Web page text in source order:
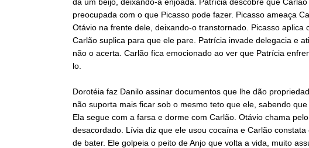
preocupada com o que Picasso pode fazer. Picasso ameaça
Otávio na frente dele, deixando-o transtornado. Picasso aplica
Carlão suplica para que ele pare. Patrícia invade delegacia e
não o acerta. Carlão fica emocionado ao ver que Patrícia
lo.
Dorotéia faz Danilo assinar documentos que lhe dão
não suporta mais ficar sob o mesmo teto que ele, sabendo que
Ela segue com a farsa e dorme com Carlão. Otávio chama
desacordado. Lívia diz que ele usou cocaína e Carlão
de bater. Ele golpeia o peito de Anjo que volta a vida, muito